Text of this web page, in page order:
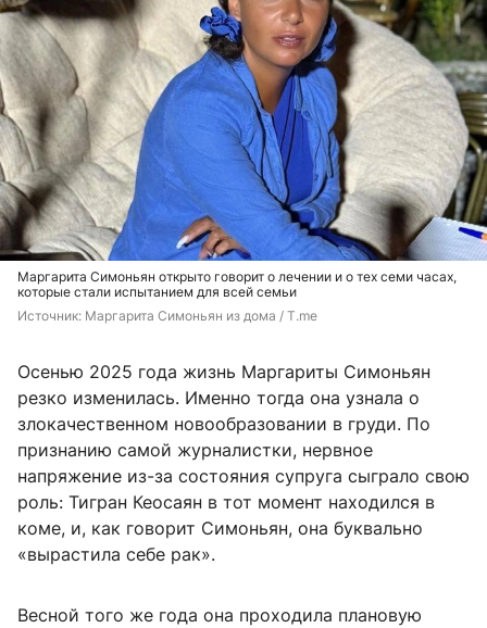
Маргарита Симоньян открыто говорит о лечении и о тех семи часах,
которые стали испытанием для всей семьи
Источник: Маргарита Симоньян из дома / T.me
Осенью 2025 года жизнь Маргариты Симоньян
резко изменилась. Именно тогда она узнала о
злокачественном новообразовании в груди. По
признанию самой журналистки, нервное
напряжение из-за состояния супруга сыграло свою
роль: Тигран Кеосаян в тот момент находился в
коме, и, как говорит Симоньян, она буквально
«вырастила себе рак».
Весной того же года она проходила плановую